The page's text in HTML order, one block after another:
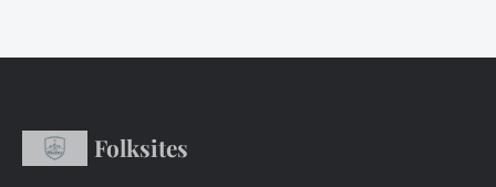
Folksites